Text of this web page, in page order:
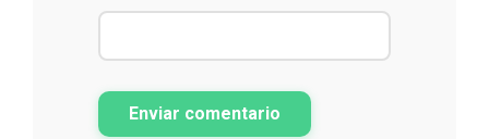
Enviar comentario